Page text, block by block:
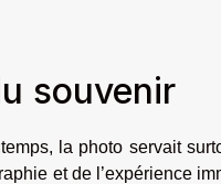
souvenir
la photo servait
et de l’expérience